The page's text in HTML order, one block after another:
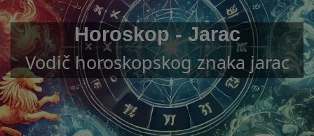
Horoskop - Jarac
Vodič horoskopskog znaka jarac